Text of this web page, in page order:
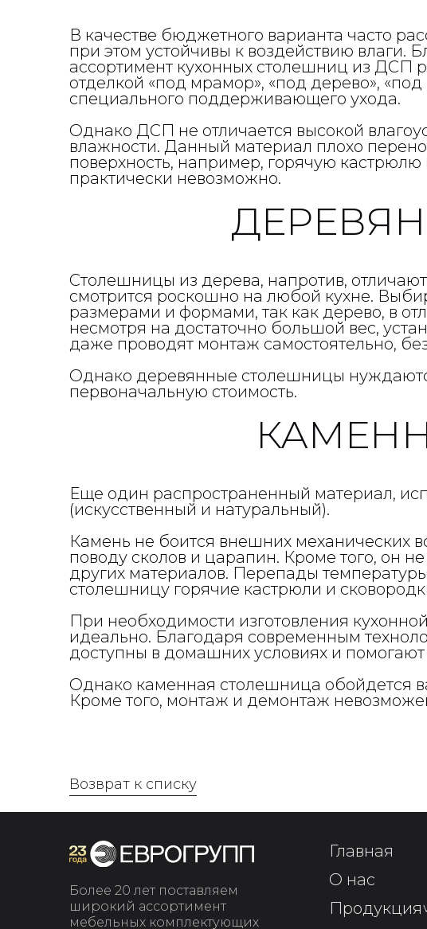
В качестве бюджетного варианта часто
при этом устойчивы к воздействию влаги.
ассортимент кухонных столешниц из ДСП
отделкой «под мрамор», «под дерево»,
специального поддерживающего ухода.
Однако ДСП не отличается высокой
влажности. Данный материал плохо
поверхность, например, горячую кастрюлю
практически невозможно.
Столешницы из дерева, напротив,
смотрится роскошно на любой кухне.
размерами и формами, так как дерево, в
несмотря на достаточно большой вес,
даже проводят монтаж самостоятельно,
Однако деревянные столешницы
первоначальную стоимость.
Еще один распространенный материал,
(искусственный и натуральный).
Камень не боится внешних механических
поводу сколов и царапин. Кроме того, он
других материалов. Перепады
столешницу горячие кастрюли и
При необходимости изготовления
идеально. Благодаря современным
доступны в домашних условиях и
Однако каменная столешница обойдется
Кроме того, монтаж и демонтаж
Возврат к списку
Более 20 лет поставляем
широкий ассортимент
мебельных комплектующих
Главная
О нас
Продукция